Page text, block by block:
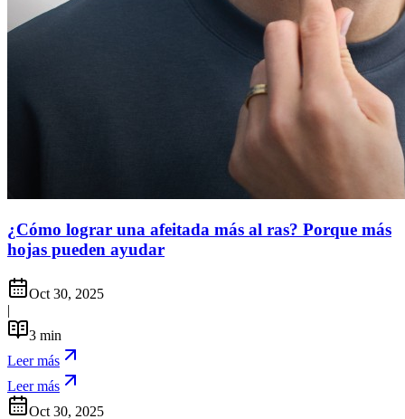
¿Cómo lograr una afeitada más al ras? Porque más
hojas pueden ayudar
Oct 30, 2025
|
3 min
Leer más
Leer más
Oct 30, 2025